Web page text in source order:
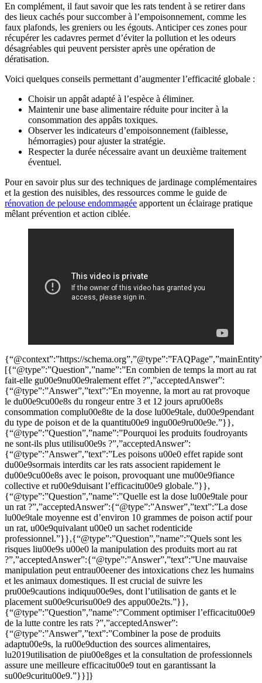
En complément, il faut savoir que les rats tendent à se retirer dans
des lieux cachés pour succomber à l’empoisonnement, comme les
faux plafonds, les greniers ou les égouts. Anticiper ces zones pour
récupérer les cadavres permet d’éviter la pollution et les odeurs
désagréables qui peuvent persister après une opération de
dératisation.
Voici quelques conseils permettant d’augmenter l’efficacité globale :
Choisir un appât adapté à l’espèce à éliminer.
Maintenir une base alimentaire réduite pour inciter à la
consommation des appâts toxiques.
Observer les indicateurs d’empoisonnement (faiblesse,
hémorragies) pour ajuster la stratégie.
Respecter la durée nécessaire avant un deuxième traitement
éventuel.
Pour en savoir plus sur des techniques de jardinage complémentaires
et la gestion des nuisibles, des ressources comme le guide de
rénovation de pelouse endommagée apportent un éclairage pratique
mêlant prévention et action ciblée.
{“@context”:”https://
[{“@type”:”Question”,”name”:”En combien de temps la mort au rat
fait-elle gu00e9nu00e9ralement effet ?”,”acceptedAnswer”:
{“@type”:”Answer”,”text”:”En moyenne, la mort au rat provoque
le du00e9cu00e8s du rongeur entre 3 et 12 jours apru00e8s
consommation complu00e8te de la dose lu00e9tale, du00e9pendant
du type de poison et de la quantitu00e9 ingu00e9ru00e9e.”}},
{“@type”:”Question”,”name”:”Pourquoi les produits foudroyants
ne sont-ils plus utilisu00e9s ?”,”acceptedAnswer”:
{“@type”:”Answer”,”text”:”Les poisons u00e0 effet rapide sont
du00e9sormais interdits car les rats associent rapidement le
du00e9cu00e8s avec le poison, provoquant une mu00e9fiance
collective et ru00e9duisant l’efficacitu00e9 globale.”}},
{“@type”:”Question”,”name”:”Quelle est la dose lu00e9tale pour
un rat ?”,”acceptedAnswer”:{“@type”:”Answer”,”text”:”La dose
lu00e9tale moyenne est d’environ 10 grammes de poison actif pour
un rat, u00e9quivalant u00e0 un sachet rodenticide
professionnel.”}},{“@type”:”Question”,”name”:”Quels sont les
risques liu00e9s u00e0 la manipulation des produits mort au rat
?”,”acceptedAnswer”:{“@type”:”Answer”,”text”:”Une mauvaise
manipulation peut entrau00eener des intoxications chez les humains
et les animaux domestiques. Il est crucial de suivre les
pru00e9cautions indiquu00e9es, dont l’utilisation de gants et le
placement su00e9curisu00e9 des appu00e2ts.”}},
{“@type”:”Question”,”name”:”Comment optimiser l’efficacitu00e9
de la lutte contre les rats ?”,”acceptedAnswer”:
{“@type”:”Answer”,”text”:”Combiner la pose de produits
adaptu00e9s, la ru00e9duction des sources alimentaires,
lu2019utilisation de piu00e8ges et la consultation de professionnels
assure une meilleure efficacitu00e9 tout en garantissant la
su00e9curitu00e9.”}}]}